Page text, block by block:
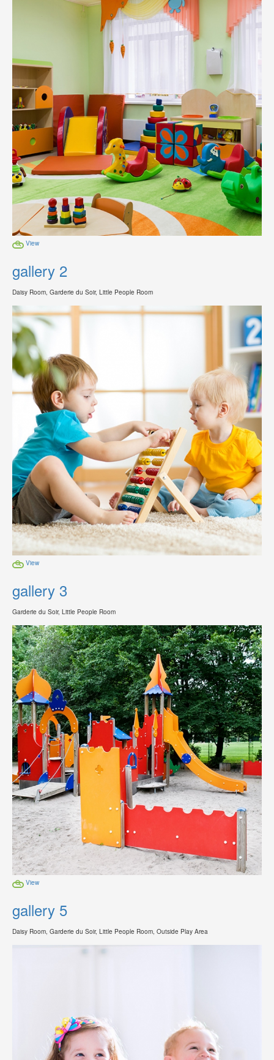
View
gallery 2
Daisy Room, Garderie du Soir, Little People Room
View
gallery 3
Garderie du Soir, Little People Room
View
gallery 5
Daisy Room, Garderie du Soir, Little People Room, Outside Play Area